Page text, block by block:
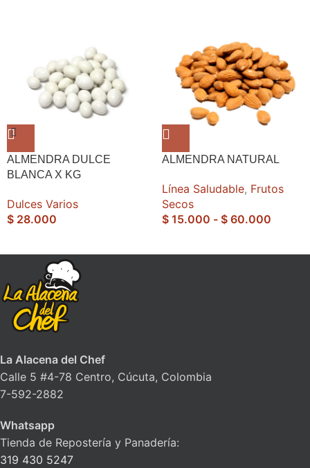
ALMENDRA DULCE
BLANCA X KG
Dulces Varios
$ 28.000
ALMENDRA NATURAL
Línea Saludable, Frutos
Secos
$ 15.000 - $ 60.000
La Alacena del Chef
Calle 5 #4-78 Centro, Cúcuta, Colombia
7-592-2882
Whatsapp
Tienda de Repostería y Panadería:
319 430 5247